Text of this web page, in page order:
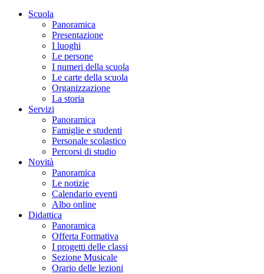
Scuola
Panoramica
Presentazione
I luoghi
Le persone
I numeri della scuola
Le carte della scuola
Organizzazione
La storia
Servizi
Panoramica
Famiglie e studenti
Personale scolastico
Percorsi di studio
Novità
Panoramica
Le notizie
Calendario eventi
Albo online
Didattica
Panoramica
Offerta Formativa
I progetti delle classi
Sezione Musicale
Orario delle lezioni